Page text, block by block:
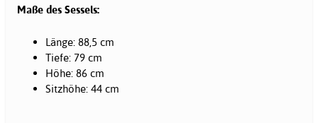
Maße des Sessels:
Länge: 88,5 cm
Tiefe: 79 cm
Höhe: 86 cm
Sitzhöhe: 44 cm